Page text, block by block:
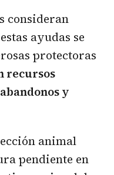
consideran
ayudas se
protectoras
recursos
y
animal
pendiente en